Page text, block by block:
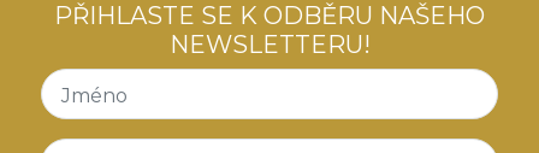
PŘIHLASTE SE K ODBĚRU NAŠEHO
NEWSLETTERU!
Jméno